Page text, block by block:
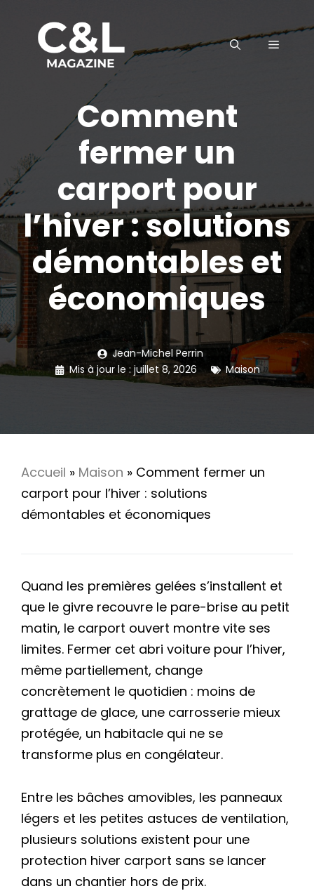
contenu
MENU
Comment
fermer un
carport pour
l’hiver : solutions
démontables et
économiques
Jean-Michel Perrin
Mis à jour le : juillet 8, 2026 Maison
Accueil » Maison » Comment fermer un
carport pour l’hiver : solutions
démontables et économiques
Quand les premières gelées s’installent et
que le givre recouvre le pare-brise au petit
matin, le carport ouvert montre vite ses
limites. Fermer cet abri voiture pour l’hiver,
même partiellement, change
concrètement le quotidien : moins de
grattage de glace, une carrosserie mieux
protégée, un habitacle qui ne se
transforme plus en congélateur.
Entre les bâches amovibles, les panneaux
légers et les petites astuces de ventilation,
plusieurs solutions existent pour une
protection hiver carport sans se lancer
dans un chantier hors de prix.